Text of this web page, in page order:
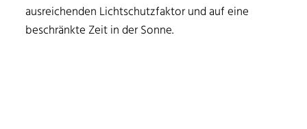
ausreichenden Lichtschutzfaktor und auf eine
beschränkte Zeit in der Sonne.